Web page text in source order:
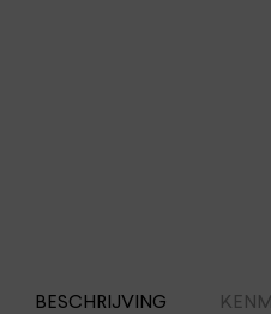
BESCHRIJVING